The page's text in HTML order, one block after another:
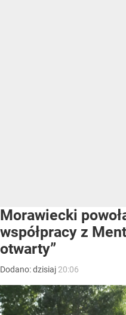
Morawiecki
współpracy z
otwarty”
Dodano:dzisiaj 20:06